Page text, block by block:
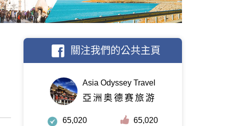
關注我們的公共主頁
Asia Odyssey Travel
亞洲奥德赛旅游
65,020 65,020